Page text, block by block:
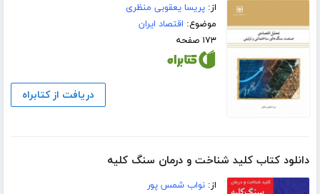
از:پریسا یعقوبی منظری
موضوع: اقتصاد ایران
۱۷۳ صفحه
دریافت از کتابراه
دانلود کتاب کلید شناخت و درمان سنگ کلیه
از:نواب شمس پور